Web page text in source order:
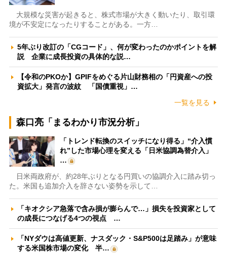
大規模な災害が起きると、株式市場が大きく動いたり、取引環
境が不安定になったりすることがある。一方…
5年ぶり改訂の「CGコード」、何が変わったのかポイントを解
説 企業に成長投資の具体的な説…
【令和のPKOか】GPIFをめぐる片山財務相の「円資産への投
資拡大」発言の波紋 「国債重視」…
一覧を見る
森口亮「まるわかり市況分析」
「トレンド転換のスイッチになり得る」“介入慣
れ”した市場心理を変える「日米協調為替介入」
…
日米両政府が、約28年ぶりとなる円買いの協調介入に踏み切っ
た。米国も追加介入を辞さない姿勢を示して…
「キオクシア急落で含み損が膨らんで…」損失を投資家として
の成長につなげる4つの視点 …
「NYダウは高値更新、ナスダック・S&P500は足踏み」が意味
する米国株市場の変化 半…